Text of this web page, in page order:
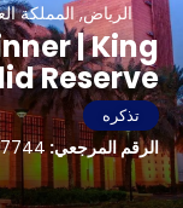
الرياض, المملكة
| King
Reserve
تذكره
الرقم المرجعي: